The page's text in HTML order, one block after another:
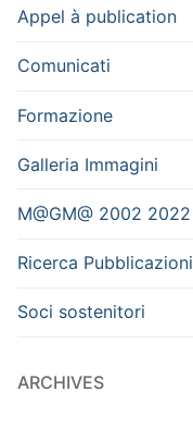
Appel à publication
Comunicati
Formazione
Galleria Immagini
M@GM@ 2002 2022
Ricerca Pubblicazioni
Soci sostenitori
ARCHIVES